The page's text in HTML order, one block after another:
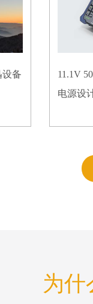
设备
11.1V
电源设
为什